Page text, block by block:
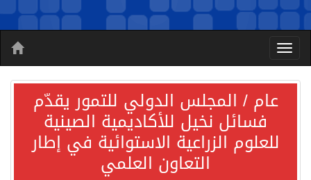
عام / المجلس الدولي للتمور يقدّم
فسائل نخيل للأكاديمية الصينية
للعلوم الزراعية الاستوائية في إطار
التعاون العلمي